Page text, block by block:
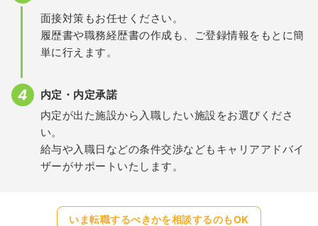
面接対策もお任せください。
履歴書や職務経歴書の作成も、ご登録情報をもとに簡
単に行えます。
内定・内定承諾
内定が出た施設から入職したい施設をお選びくださ
い。
給与や入職日などの条件交渉などもキャリアアドバイ
ザーがサポートいたします。
いま転職するべきかを相談するのもOK